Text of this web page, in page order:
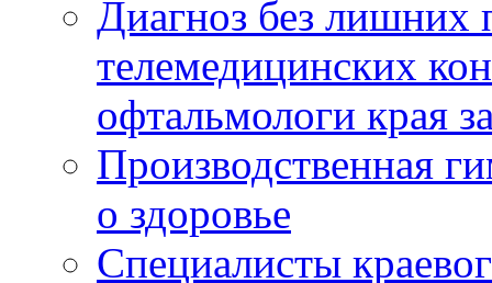
Диагноз без лишних
телемедицинских
офтальмологи края
Производственная
о здоровье
Специалисты